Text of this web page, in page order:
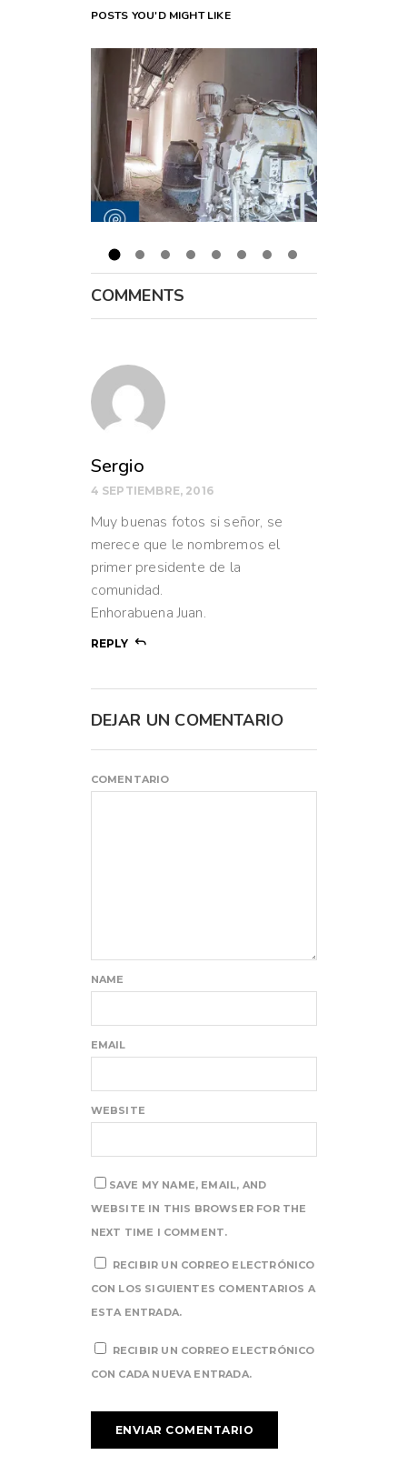
POSTS YOU'D MIGHT LIKE
COMMENTS
Sergio
4 SEPTIEMBRE, 2016
Muy buenas fotos si señor, se
merece que le nombremos el
primer presidente de la
comunidad.
Enhorabuena Juan.
REPLY
DEJAR UN COMENTARIO
COMENTARIO
NAME
EMAIL
WEBSITE
SAVE MY NAME, EMAIL, AND
WEBSITE IN THIS BROWSER FOR THE
NEXT TIME I COMMENT.
RECIBIR UN CORREO ELECTRÓNICO
CON LOS SIGUIENTES COMENTARIOS A
ESTA ENTRADA.
RECIBIR UN CORREO ELECTRÓNICO
CON CADA NUEVA ENTRADA.